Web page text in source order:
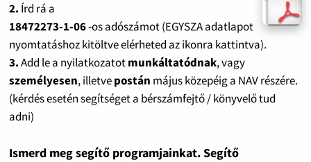
2. Írd rá a
18472273-1-06-os adószámot (EGYSZA adatlapot
nyomtatáshoz kitöltve elérheted az ikonra kattintva).
3.Add le a nyilatkozatotmunkáltatódnak, vagy
személyesen, illetvepostán május közepéig a NAV részére.
(kérdés esetén segítséget a bérszámfejtő / könyvelő tud
adni)
Ismerd meg segítő programjainkat. Segítő